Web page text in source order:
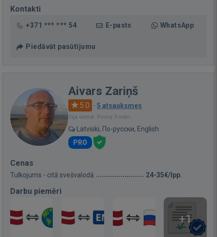
Kontakti
+371 *** *** 54 E-pasts WhatsApp
Piedāvāt pasūtījumu
Aivars Zariņš
5.0 · 5 atsauksmes
Bija vietnē: Pirms 3 mēn.
Latviski, По-русски, English
PRO
Cenas
Tulkojums - citā svešvalodā 24-35€/lpp.
Darbu piemēri
+1